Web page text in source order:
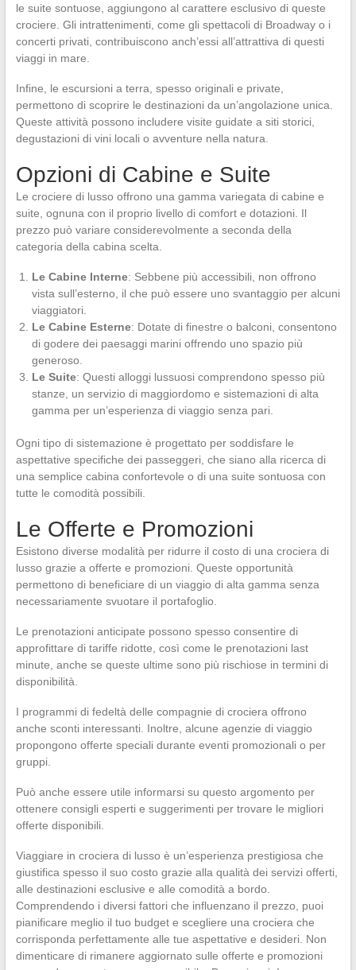
le suite sontuose, aggiungono al carattere esclusivo di queste
crociere. Gli intrattenimenti, come gli spettacoli di Broadway o i
concerti privati, contribuiscono anch’essi all’attrattiva di questi
viaggi in mare.
Infine, le escursioni a terra, spesso originali e private,
permettono di scoprire le destinazioni da un’angolazione unica.
Queste attività possono includere visite guidate a siti storici,
degustazioni di vini locali o avventure nella natura.
Opzioni di Cabine e Suite
Le crociere di lusso offrono una gamma variegata di cabine e
suite, ognuna con il proprio livello di comfort e dotazioni. Il
prezzo può variare considerevolmente a seconda della
categoria della cabina scelta.
Le Cabine Interne: Sebbene più accessibili, non offrono
vista sull’esterno, il che può essere uno svantaggio per alcuni
viaggiatori.
Le Cabine Esterne: Dotate di finestre o balconi, consentono
di godere dei paesaggi marini offrendo uno spazio più
generoso.
Le Suite: Questi alloggi lussuosi comprendono spesso più
stanze, un servizio di maggiordomo e sistemazioni di alta
gamma per un’esperienza di viaggio senza pari.
Ogni tipo di sistemazione è progettato per soddisfare le
aspettative specifiche dei passeggeri, che siano alla ricerca di
una semplice cabina confortevole o di una suite sontuosa con
tutte le comodità possibili.
Le Offerte e Promozioni
Esistono diverse modalità per ridurre il costo di una crociera di
lusso grazie a offerte e promozioni. Queste opportunità
permettono di beneficiare di un viaggio di alta gamma senza
necessariamente svuotare il portafoglio.
Le prenotazioni anticipate possono spesso consentire di
approfittare di tariffe ridotte, così come le prenotazioni last
minute, anche se queste ultime sono più rischiose in termini di
disponibilità.
I programmi di fedeltà delle compagnie di crociera offrono
anche sconti interessanti. Inoltre, alcune agenzie di viaggio
propongono offerte speciali durante eventi promozionali o per
gruppi.
Può anche essere utile informarsi su questo argomento per
ottenere consigli esperti e suggerimenti per trovare le migliori
offerte disponibili.
Viaggiare in crociera di lusso è un’esperienza prestigiosa che
giustifica spesso il suo costo grazie alla qualità dei servizi offerti,
alle destinazioni esclusive e alle comodità a bordo.
Comprendendo i diversi fattori che influenzano il prezzo, puoi
pianificare meglio il tuo budget e scegliere una crociera che
corrisponda perfettamente alle tue aspettative e desideri. Non
dimenticare di rimanere aggiornato sulle offerte e promozioni